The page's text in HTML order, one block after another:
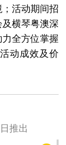
活动期间招
横琴粤澳深
全方位掌握
动成效及价
推出